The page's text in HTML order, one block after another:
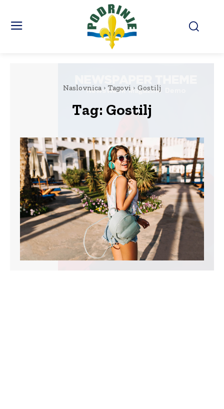
Naslovnica Tagovi Gostilj
Tag: Gostilj